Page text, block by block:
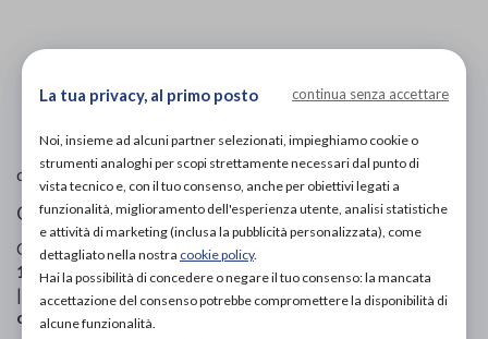
L'immagine è puramenteindicativae potrebbe non
di Ecosanit
Ciabatte ortopediche donna
Codice OTGP:ECOAX20058| Riferimento produttore:
1134F49 1556 28| Codice Nomenclatore tariffario:06.33.03
| Categoria:Calzature ortopediche e plantari»Ciabatte
ortopediche»Per donna
La tua privacy, al primo posto continua senza accettare
Noi, insieme ad alcuni partner selezionati, impieghiamo cookie o
strumenti analoghi per scopi strettamente necessari dal punto di
vista tecnico e, con il tuo consenso, anche per obiettivi legati a
funzionalità, miglioramento dell'esperienza utente, analisi statistiche
e attività di marketing (inclusa la pubblicità personalizzata), come
dettagliato nella nostra cookie policy.
Hai la possibilità di concedere o negare il tuo consenso: la mancata
accettazione del consenso potrebbe compromettere la disponibilità di
alcune funzionalità.